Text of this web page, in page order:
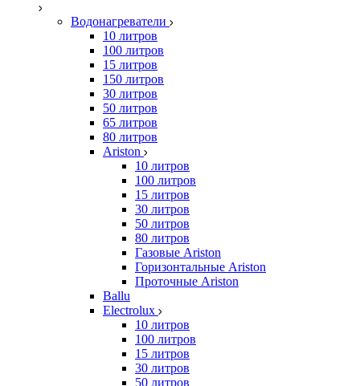
Водонагреватели
10 литров
100 литров
15 литров
150 литров
30 литров
50 литров
65 литров
80 литров
Ariston
10 литров
100 литров
15 литров
30 литров
50 литров
80 литров
Газовые Ariston
Горизонтальные Ariston
Проточные Ariston
Ballu
Electrolux
10 литров
100 литров
15 литров
30 литров
50 литров